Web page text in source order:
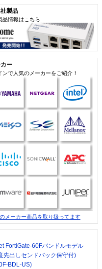
製品
品情報はこちら
ー
で人気のメーカーをご紹介！
メーカー商品を取り扱ってます
FortiGate-60Fバンドルモデル
先出しセンドバック保守付)
BDL-US)